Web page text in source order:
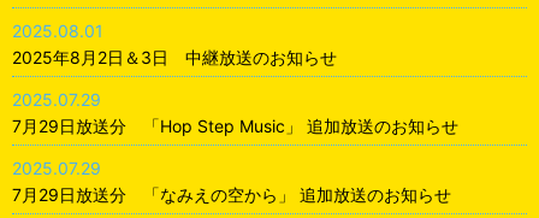
2025.08.01
2025年8月2日＆3日 中継放送のお知らせ
2025.07.29
7月29日放送分 「Hop Step Music」 追加放送のお知らせ
2025.07.29
7月29日放送分 「なみえの空から」 追加放送のお知らせ